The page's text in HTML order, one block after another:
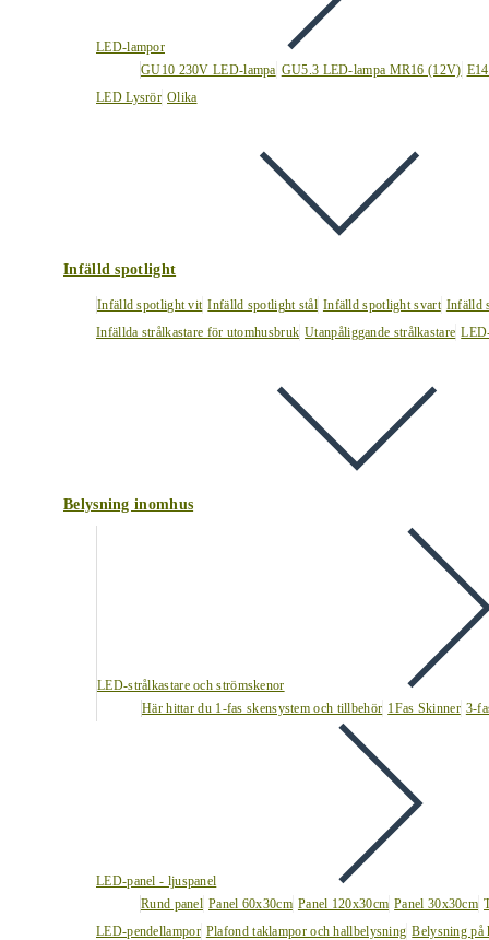
LED-lampor
GU10 230V LED-lampa GU5.3 LED-lampa MR16 (12V)
LED Lysrör Olika
Infälld spotlight
Infälld spotlight vit Infälld spotlight stål Infälld spotlight svart Infälld
Infällda strålkastare för utomhusbruk Utanpåliggande strålkastare
Belysning inomhus
LED-strålkastare och strömskenor
Här hittar du 1-fas skensystem och tillbehör 1Fas Skinner 3-
LED-panel - ljuspanel
Rund panel Panel 60x30cm Panel 120x30cm Panel 30x30cm
LED-pendellampor Plafond taklampor och hallbelysning Belysning på